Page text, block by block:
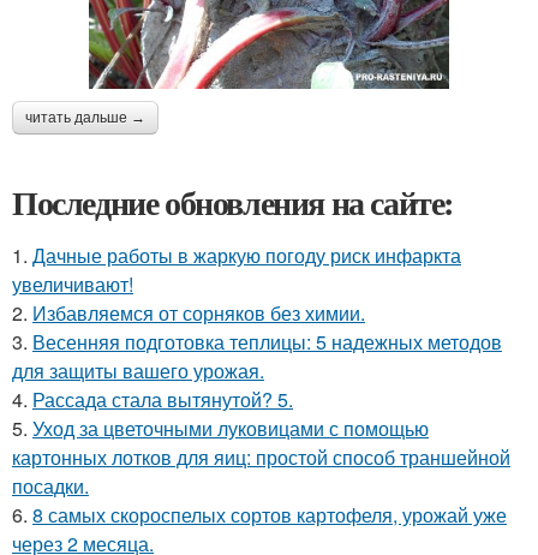
читать дальше →
Последние обновления на сайте:
1. Дачные работы в жаркую погоду риск инфаркта
увеличивают!
2. Избавляемся от сорняков без химии.
3. Весенняя подготовка теплицы: 5 надежных методов
для защиты вашего урожая.
4. Рассада стала вытянутой? 5.
5. Уход за цветочными луковицами с помощью
картонных лотков для яиц: простой способ траншейной
посадки.
6. 8 самых скороспелых сортов картофеля, урожай уже
через 2 месяца.